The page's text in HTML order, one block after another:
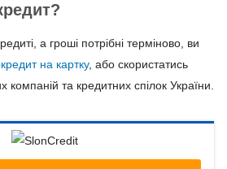
а гроші потрібні терміново, ви
на картку, або скористатись
компаній та кредитних спілок України.